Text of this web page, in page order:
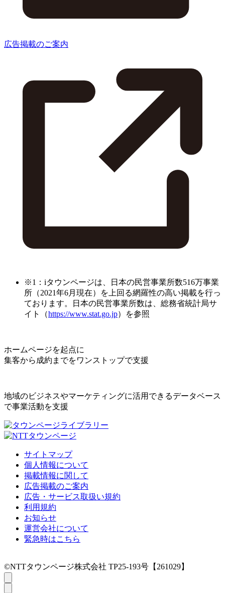
広告掲載のご案内
※1：iタウンページは、日本の民営事業所数516万事業
所（2021年6月現在）を上回る網羅性の高い掲載を行っ
ております。日本の民営事業所数は、総務省統計局サ
イト（https://www.stat.go.jp）を参照
ホームページを起点に
集客から成約までをワンストップで支援
地域のビジネスやマーケティングに活用できるデータベース
で事業活動を支援
サイトマップ
個人情報について
掲載情報に関して
広告掲載のご案内
広告・サービス取扱い規約
利用規約
お知らせ
運営会社について
緊急時はこちら
©NTTタウンページ株式会社 TP25-193号【261029】